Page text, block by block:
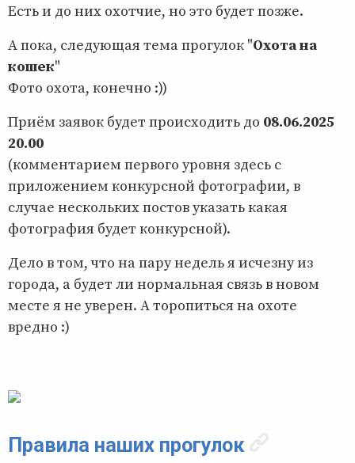
Есть и до них охотчие, но это будет позже.
А пока, следующая тема прогулок "Охота на
кошек"
Фото охота, конечно :))
Приём заявок будет происходить до 08.06.2025
20.00
(комментарием первого уровня здесь с
приложением конкурсной фотографии, в
случае нескольких постов указать какая
фотография будет конкурсной).
Дело в том, что на пару недель я исчезну из
города, а будет ли нормальная связь в новом
месте я не уверен. А торопиться на охоте
вредно :)
Правила наших прогулок